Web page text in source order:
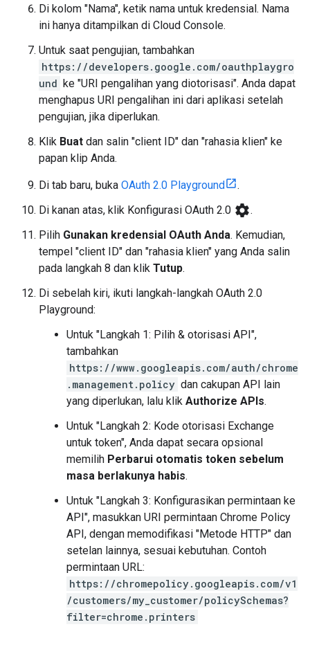
Di kolom "Nama", ketik nama untuk kredensial. Nama
ini hanya ditampilkan di Cloud Console.
Untuk saat pengujian, tambahkan
https://developers.google.com/oauthplaygro
und ke "URI pengalihan yang diotorisasi". Anda dapat
menghapus URI pengalihan ini dari aplikasi setelah
pengujian, jika diperlukan.
Klik Buat dan salin "client ID" dan "rahasia klien" ke
papan klip Anda.
Di tab baru, buka OAuth 2.0 Playground
.
Di kanan atas, klik Konfigurasi OAuth 2.0 settings.
Pilih Gunakan kredensial OAuth Anda. Kemudian,
tempel "client ID" dan "rahasia klien" yang Anda salin
pada langkah 8 dan klik Tutup.
Di sebelah kiri, ikuti langkah-langkah OAuth 2.0
Playground:
Untuk "Langkah 1: Pilih & otorisasi API",
tambahkan
https://www.googleapis.com/auth/chrome
.management.policy dan cakupan API lain
yang diperlukan, lalu klik Authorize APIs.
Untuk "Langkah 2: Kode otorisasi Exchange
untuk token", Anda dapat secara opsional
memilih Perbarui otomatis token sebelum
masa berlakunya habis.
Untuk "Langkah 3: Konfigurasikan permintaan ke
API", masukkan URI permintaan Chrome Policy
API, dengan memodifikasi "Metode HTTP" dan
setelan lainnya, sesuai kebutuhan. Contoh
permintaan URL:
https://chromepolicy.googleapis.com/v1
/customers/my_customer/policySchemas?
filter=chrome.printers